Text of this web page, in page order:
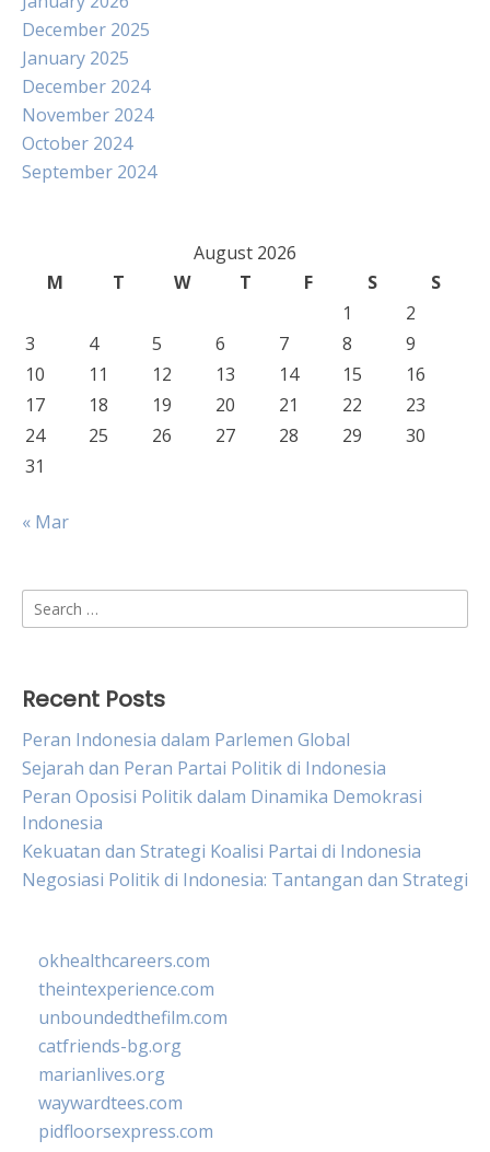
December 2025
January 2025
December 2024
November 2024
October 2024
September 2024
August 2026
M
T W T F S
S
1
2
3
4 5 6 7 8
9
10
11 12 13 14 15
16
17
18 19 20 21 22
23
24
25 26 27 28 29
30
31
« Mar
Search
for:
Recent Posts
Peran Indonesia dalam Parlemen Global
Sejarah dan Peran Partai Politik di Indonesia
Peran Oposisi Politik dalam Dinamika Demokrasi
Indonesia
Kekuatan dan Strategi Koalisi Partai di Indonesia
Negosiasi Politik di Indonesia: Tantangan dan Strategi
okhealthcareers.com
theintexperience.com
unboundedthefilm.com
catfriends-bg.org
marianlives.org
waywardtees.com
pidfloorsexpress.com